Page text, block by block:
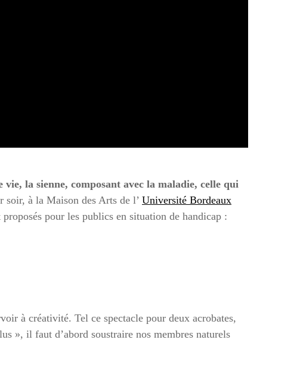
la sienne, composant avec la maladie, celle qui
soir, à la Maison des Arts de l’ Université Bordeaux
pour les publics en situation de handicap :
à créativité. Tel ce spectacle pour deux acrobates,
», il faut d’abord soustraire nos membres naturels